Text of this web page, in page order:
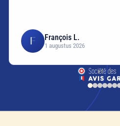
F François L.
1 augustus 2026